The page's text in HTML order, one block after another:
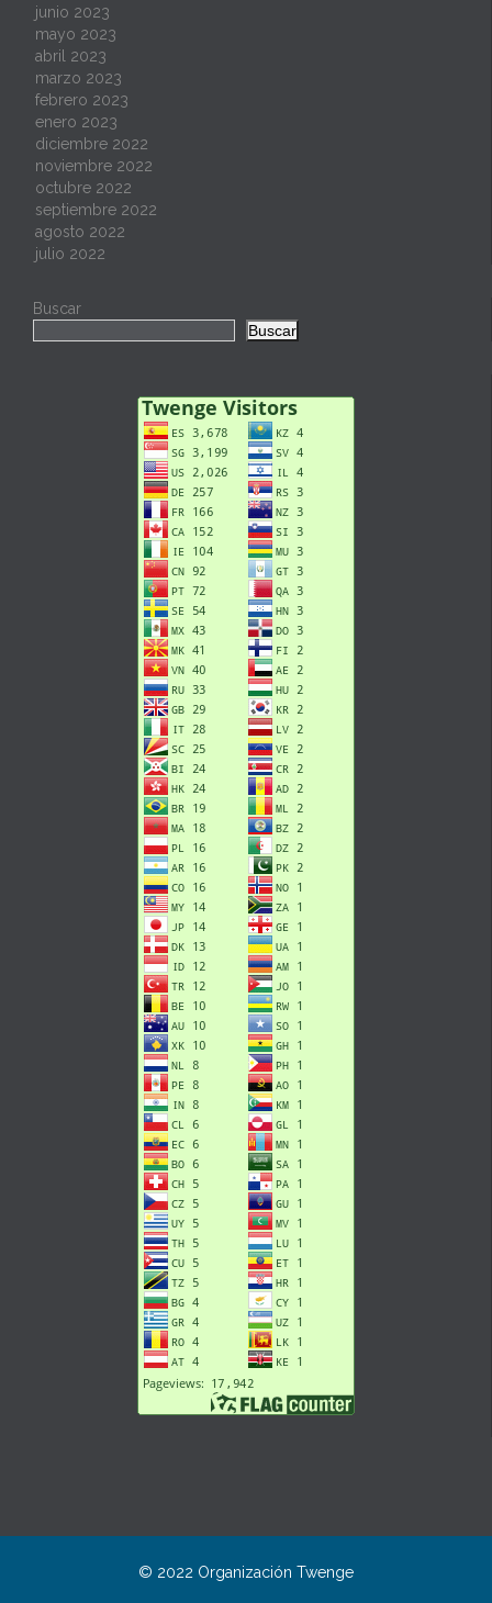
junio 2023
mayo 2023
abril 2023
marzo 2023
febrero 2023
enero 2023
diciembre 2022
noviembre 2022
octubre 2022
septiembre 2022
agosto 2022
julio 2022
Buscar
Buscar
© 2022 Organización Twenge